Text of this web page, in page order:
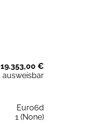
19.353,00 €
ausweisbar
Euro6d
1 (None)